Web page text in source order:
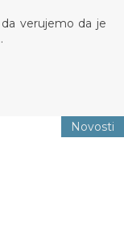
verujemo da je
Novosti